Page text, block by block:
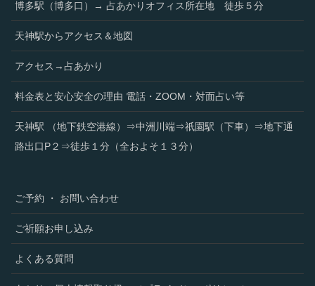
博多駅（博多口）→ 占あかりオフィス所在地 徒歩５分
天神駅からアクセス＆地図
アクセス→占あかり
料金表と安心安全の理由 電話・ZOOM・対面占い等
天神駅 （地下鉄空港線）⇒中洲川端⇒祇園駅（下車）⇒地下通
路出口P２⇒徒歩１分（全およそ１３分）
ご予約 ・ お問い合わせ
ご祈願お申し込み
よくある質問